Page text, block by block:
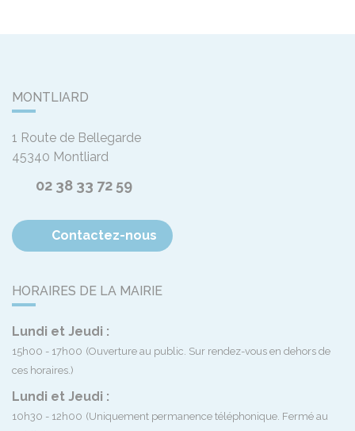
MONTLIARD
1 Route de Bellegarde
45340 Montliard
02 38 33 72 59
Contactez-nous
HORAIRES DE LA MAIRIE
Lundi et Jeudi :
15h00 - 17h00 (Ouverture au public. Sur rendez-vous en dehors de
ces horaires.)
Lundi et Jeudi :
10h30 - 12h00 (Uniquement permanence téléphonique. Fermé au